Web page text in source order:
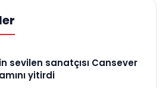
sevilen sanatçısı Cansever
yitirdi